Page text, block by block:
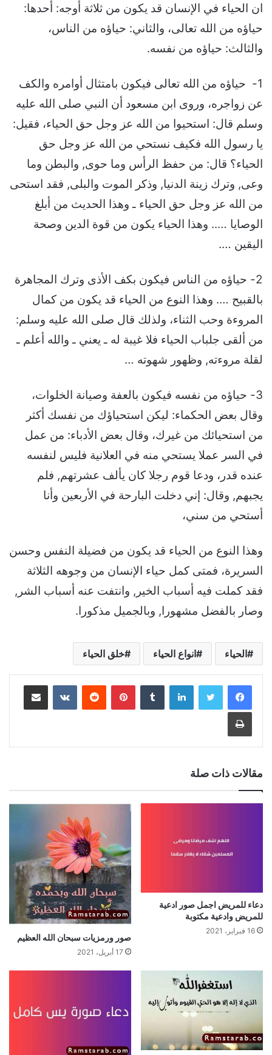
ان الحياء في الإنسان قد يكون من ثلاثة أوجه: أحدها:
حياؤه من الله تعالى، والثاني: حياؤه من الناس،
والثالث: حياؤه من نفسه.
1- حياؤه من الله تعالى فيكون بامتثال أوامره والكف
عن زواجره، وروى ابن مسعود أن النبي صلى الله عليه
وسلم قال: استحيوا من الله عز وجل حق الحياء، فقيل:
يا رسول الله فكيف نستحي من الله عز وجل حق
الحياء؟ قال: من حفظ الرأس وما حوى, والبطن وما
وعى, وترك زينة الدنيا, وذكر الموت والبلى, فقد استحى
من الله عز وجل حق الحياء ـ وهذا الحديث من أبلغ
الوصايا ….. وهذا الحياء يكون من قوة الدين وصحة
اليقين ….
2- حياؤه من الناس فيكون بكف الأذى وترك المجاهرة
بالقبيح …. وهذا النوع من الحياء قد يكون من كمال
المروءة وحب الثناء، ولذلك قال صلى الله عليه وسلم:
من ألقى جلباب الحياء فلا غيبة له ـ يعني ـ والله أعلم ـ
لقلة مروءته, وظهور شهوته …
3- حياؤه من نفسه فيكون بالعفة وصيانة الخلوات،
وقال بعض الحكماء: ليكن استحياؤك من نفسك أكثر
من استحيائك من غيرك، وقال بعض الأدباء: من عمل
في السر عملا يستحي منه في العلانية فليس لنفسه
عنده قدر، ودعا قوم رجلا كان يألف عشرتهم, فلم
يجبهم, وقال: إني دخلت البارحة في الأربعين وأنا
أستحي من سني،
وهذا النوع من الحياء قد يكون من فضيلة النفس وحسن
السريرة، فمتى كمل حياء الإنسان من وجوهه الثلاثة
فقد كملت فيه أسباب الخير, وانتفت عنه أسباب الشر,
وصار بالفضل مشهورا, وبالجميل مذكورا.
الحياء انواع الحياء خلق الحياء
لينكدإن بينتيريست مشاركة عبر البريد
طباعة
مقالات ذات صلة
دعاء للمريض اجمل صور ادعية
للمريض وادعية مكتوبة
16 فبراير، 2021
صور ورمزيات سبحان الله العظيم
17 أبريل، 2021